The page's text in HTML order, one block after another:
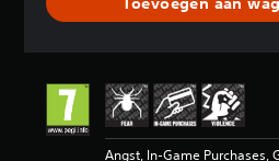
r
i
g
Angst, In-Game Purchases,